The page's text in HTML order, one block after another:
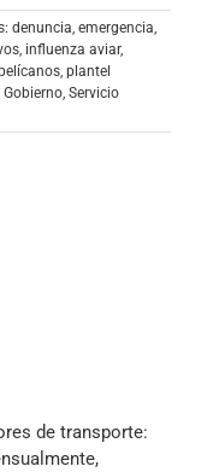
denuncia emergencia
influenza aviar,
plantel
Gobierno Servicio
de transporte: